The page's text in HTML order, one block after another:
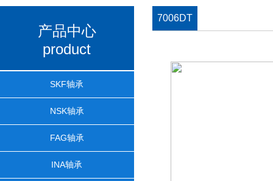
产品中心
product
SKF轴承
NSK轴承
FAG轴承
INA轴承
7006DT